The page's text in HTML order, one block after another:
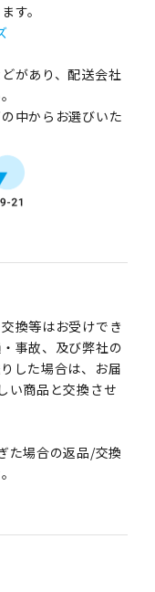
す。
があり、配送会社
中からお選びいた
換等はお受けでき
事故、及び弊社の
した場合は、お届
い商品と交換させ
た場合の返品/交換